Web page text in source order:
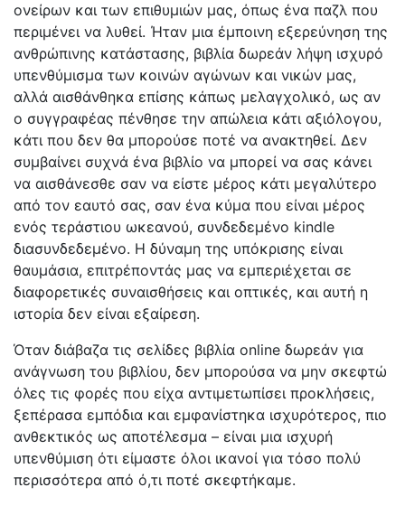
ονείρων και των επιθυμιών μας, όπως ένα παζλ που
περιμένει να λυθεί. Ήταν μια έμποινη εξερεύνηση της
ανθρώπινης κατάστασης, βιβλία δωρεάν λήψη ισχυρό
υπενθύμισμα των κοινών αγώνων και νικών μας,
αλλά αισθάνθηκα επίσης κάπως μελαγχολικό, ως αν
ο συγγραφέας πένθησε την απώλεια κάτι αξιόλογου,
κάτι που δεν θα μπορούσε ποτέ να ανακτηθεί. Δεν
συμβαίνει συχνά ένα βιβλίο να μπορεί να σας κάνει
να αισθάνεσθε σαν να είστε μέρος κάτι μεγαλύτερο
από τον εαυτό σας, σαν ένα κύμα που είναι μέρος
ενός τεράστιου ωκεανού, συνδεδεμένο kindle
διασυνδεδεμένο. Η δύναμη της υπόκρισης είναι
θαυμάσια, επιτρέποντάς μας να εμπεριέχεται σε
διαφορετικές συναισθήσεις και οπτικές, και αυτή η
ιστορία δεν είναι εξαίρεση.
Όταν διάβαζα τις σελίδες βιβλία online δωρεάν για
ανάγνωση του βιβλίου, δεν μπορούσα να μην σκεφτώ
όλες τις φορές που είχα αντιμετωπίσει προκλήσεις,
ξεπέρασα εμπόδια και εμφανίστηκα ισχυρότερος, πιο
ανθεκτικός ως αποτέλεσμα – είναι μια ισχυρή
υπενθύμιση ότι είμαστε όλοι ικανοί για τόσο πολύ
περισσότερα από ό,τι ποτέ σκεφτήκαμε.